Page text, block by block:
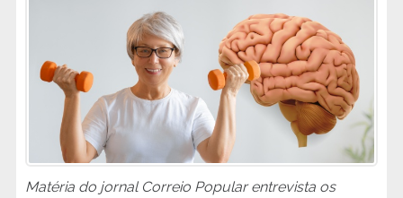
Matéria do jornal Correio Popular entrevista os